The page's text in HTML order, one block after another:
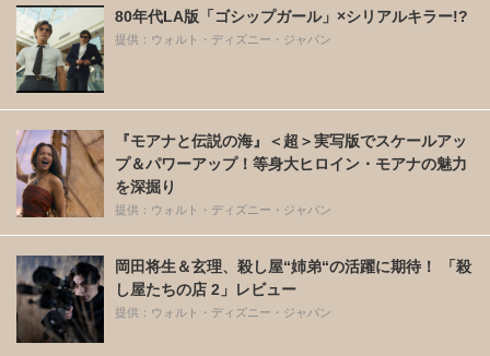
80年代LA版「ゴシップガール」×シリアルキラー!?
提供：ウォルト・ディズニー・ジャパン
『モアナと伝説の海』＜超＞実写版でスケールアッ
プ＆パワーアップ！等身大ヒロイン・モアナの魅力
を深掘り
提供：ウォルト・ディズニー・ジャパン
岡田将生＆玄理、殺し屋“姉弟“の活躍に期待！ 「殺
し屋たちの店 2」レビュー
提供：ウォルト・ディズニー・ジャパン